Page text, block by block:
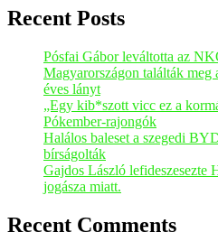
Recent Posts
Pósfai Gábor leváltotta az
Magyarországon találták meg
éves lányt
„Egy kib*szott vicc ez a
Pókember-rajongók
Halálos baleset a szegedi
bírságolták
Gajdos László lefideszesezte
jogásza miatt.
Recent Comments